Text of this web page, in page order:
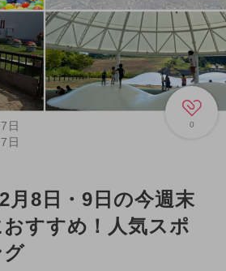
0
日
日
月8日・9日の今週末
すすめ！人気スポ
グ